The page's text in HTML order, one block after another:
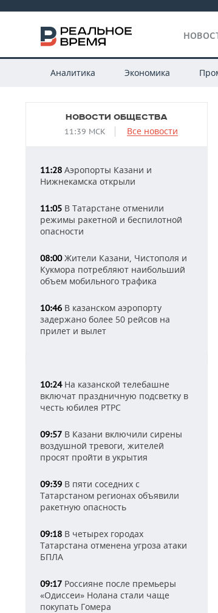
Аналитика Экономика
НОВОСТИ ОБЩЕСТВА
11:39 МСК Все новости
11:28 Аэропорты Казани и
Нижнекамска открыли
11:05 В Татарстане отменили
режимы ракетной и беспилотной
опасности
08:00Жители Казани, Чистополя и
Кукмора потребляют наибольший
объем мобильного трафика
10:46 В казанском аэропорту
задержано более 50 рейсов на
прилет и вылет
10:24На казанской телебашне
включат праздничную подсветку в
честь юбилея РТРС
09:57 В Казани включили сирены
воздушной тревоги, жителей
просят пройти в укрытия
09:39 В пяти соседних с
Татарстаном регионах объявили
ракетную опасность
09:18 В четырех городах
Татарстана отменена угроза атаки
БПЛА
09:17 Россияне после премьеры
«Одиссеи» Нолана стали чаще
покупать Гомера